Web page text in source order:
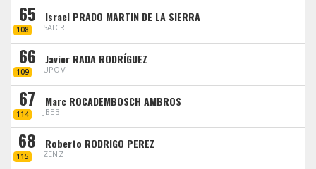
65
108
Israel PRADO MARTIN DE LA SIERRA
SAICR
66
109
Javier RADA RODRÍGUEZ
UPOV
67
114
Marc ROCADEMBOSCH AMBROS
JBEB
68
115
Roberto RODRIGO PEREZ
ZENZ